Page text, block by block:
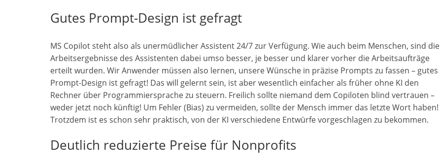
Gutes Prompt-Design ist gefragt
MS Copilot steht also als unermüdlicher Assistent 24/7 zur Verfügung. Wie auch beim Menschen, sind die
Arbeitsergebnisse des Assistenten dabei umso besser, je besser und klarer vorher die Arbeitsaufträge
erteilt wurden. Wir Anwender müssen also lernen, unsere Wünsche in präzise Prompts zu fassen – gutes
Prompt-Design ist gefragt! Das will gelernt sein, ist aber wesentlich einfacher als früher ohne KI den
Rechner über Programmiersprache zu steuern. Freilich sollte niemand dem Copiloten blind vertrauen –
weder jetzt noch künftig! Um Fehler (Bias) zu vermeiden, sollte der Mensch immer das letzte Wort haben!
Trotzdem ist es schon sehr praktisch, von der KI verschiedene Entwürfe vorgeschlagen zu bekommen.
Deutlich reduzierte Preise für Nonprofits